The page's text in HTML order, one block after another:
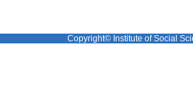
Copyright© Institute of Social